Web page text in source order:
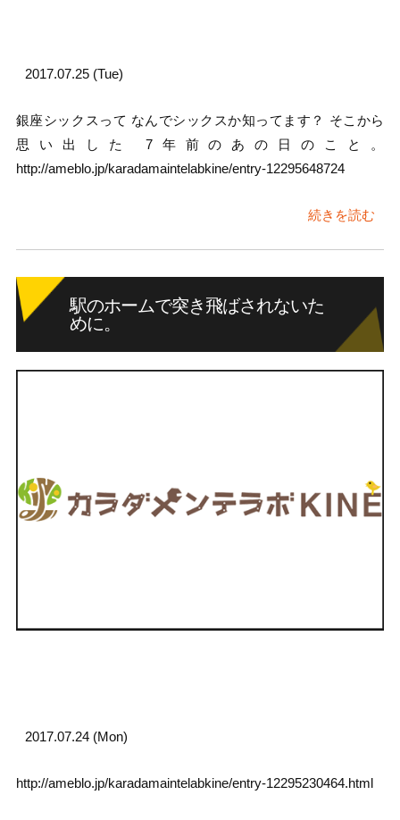
2017.07.25 (Tue)
銀座シックスって なんでシックスか知ってます？ そこから
思い出した 7年前のあの日のこと。
http://ameblo.jp/karadamaintelabkine/entry-12295648724
続きを読む
駅のホームで突き飛ばされないた
めに。
2017.07.24 (Mon)
http://ameblo.jp/karadamaintelabkine/entry-12295230464.html